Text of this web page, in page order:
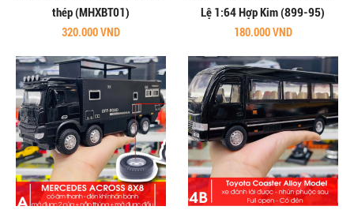
thép (MHXBT01)
320.000 VND
Lệ 1:64 Hợp Kim (899-95)
180.000 VND